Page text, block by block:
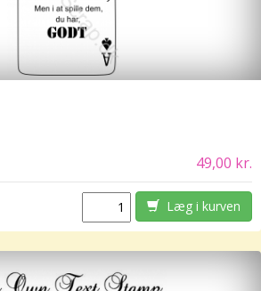
49,00 kr.
Læg i kurven